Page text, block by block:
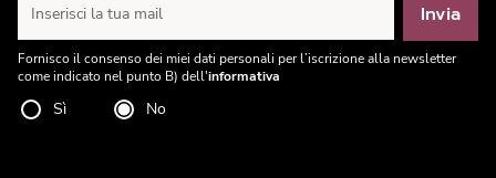
Inserisci la tua mail Invia
Fornisco il consenso dei miei dati personali per l’iscrizione alla newsletter
come indicato nel punto B) dell'informativa
Sì No